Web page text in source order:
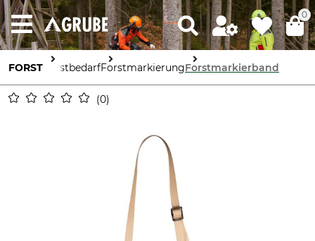
0
FORST ForstbedarfForstmarkierungForstmarkierband
0